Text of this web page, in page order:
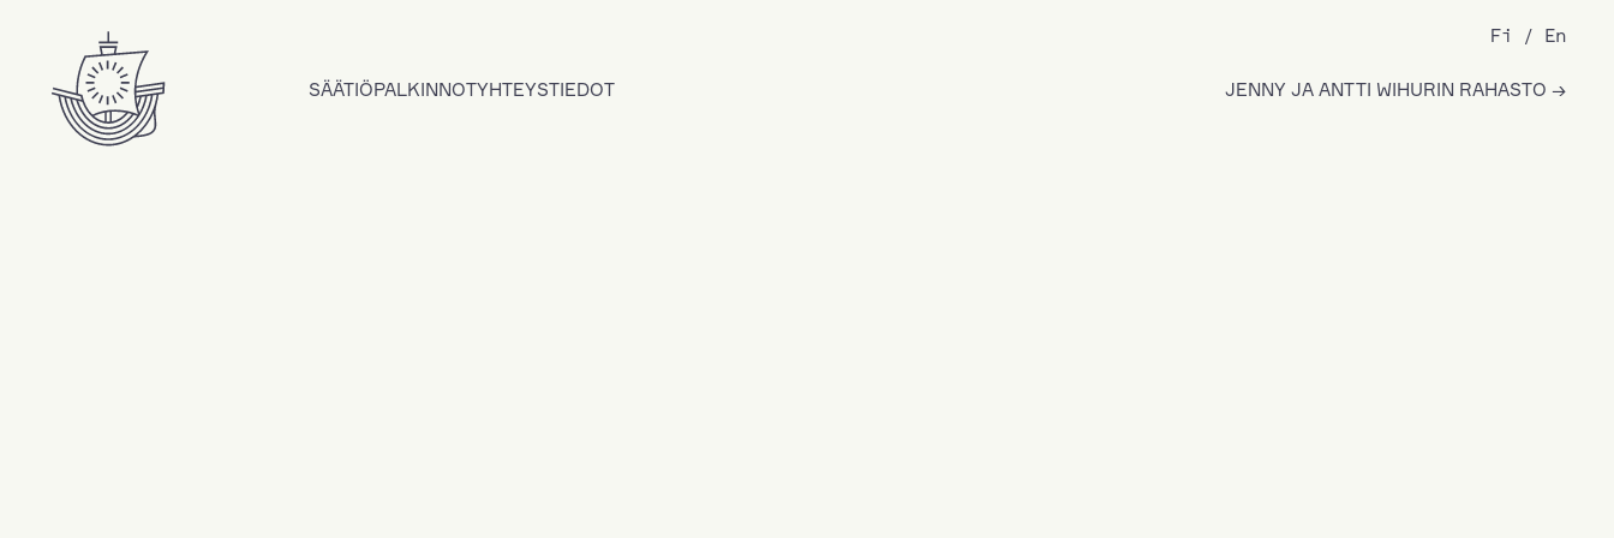
SÄÄTIÖPALKINNOTYHTEYSTIEDOT JENNY JA ANTTI WIHURIN RAHASTO
Fi En